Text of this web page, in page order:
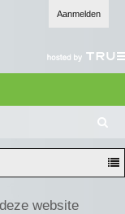
Aanmelden
oe
ke
n
website